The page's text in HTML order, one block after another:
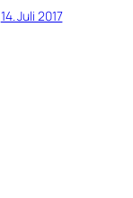
14. Juli 2017